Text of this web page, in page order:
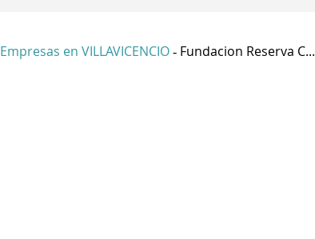
Empresas en VILLAVICENCIO - Fundacion Reserva C...